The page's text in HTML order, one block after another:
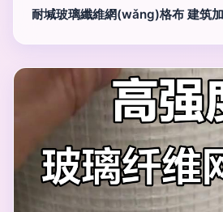
耐堿玻璃纖維網(wǎng)格布 建筑